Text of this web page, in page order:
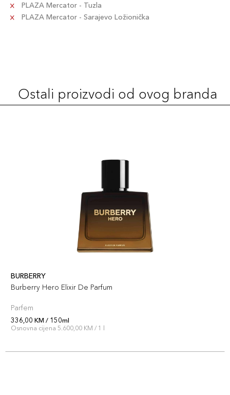
PLAZA Mercator - Tuzla
PLAZA Mercator - Sarajevo Ložionička
Ostali proizvodi od ovog branda
BURBERRY
Burberry Hero Elixir De Parfum
Parfem
336,00 KM / 150ml
Osnovna cijena 5.600,00 KM / 1 l